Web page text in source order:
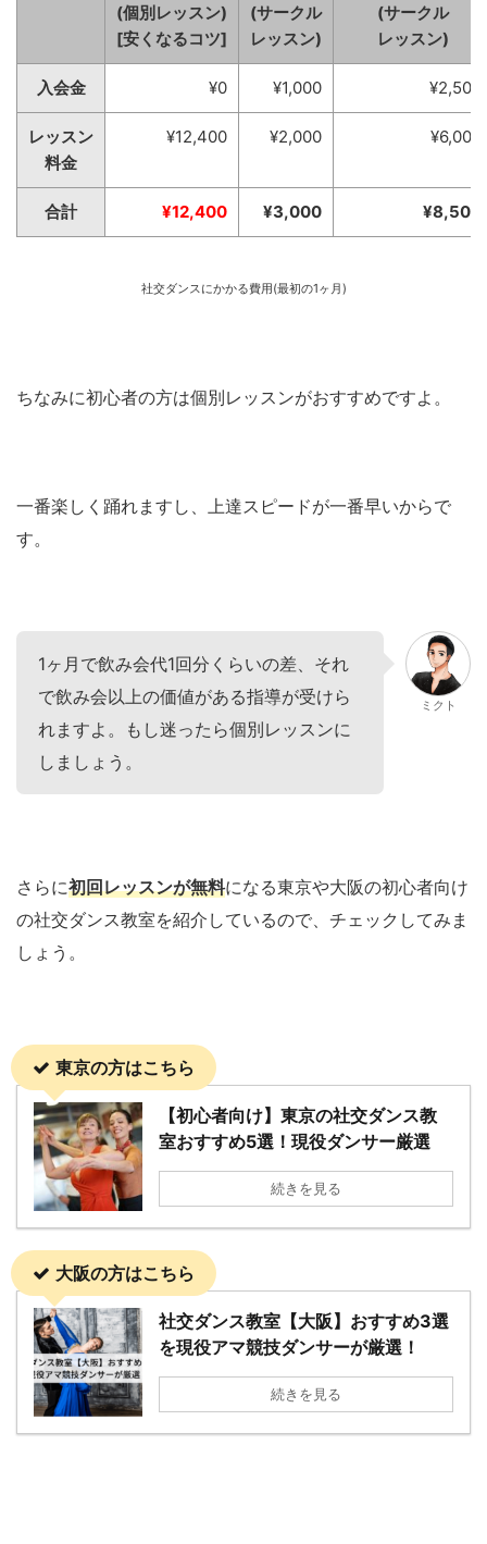
(個別レッスン)
[安くなるコツ]
(サークル
レッスン)
(サークル
レッスン)
入会金 ¥0 ¥1,000 ¥2,500
レッスン
料金
¥12,400 ¥2,000 ¥6,000
合計 ¥12,400 ¥3,000 ¥8,500
社交ダンスにかかる費用(最初の1ヶ月)
ちなみに初心者の方は個別レッスンがおすすめですよ。
一番楽しく踊れますし、上達スピードが一番早いからで
す。
1ヶ月で飲み会代1回分くらいの差、それ
で飲み会以上の価値がある指導が受けら
れますよ。もし迷ったら個別レッスンに
しましょう。
ミクト
さらに初回レッスンが無料になる東京や大阪の初心者向け
の社交ダンス教室を紹介しているので、チェックしてみま
しょう。
東京の方はこちら
【初心者向け】東京の社交ダンス教
室おすすめ5選！現役ダンサー厳選
続きを見る
大阪の方はこちら
社交ダンス教室【大阪】おすすめ3選
を現役アマ競技ダンサーが厳選！
続きを見る